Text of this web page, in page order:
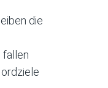
die
fallen